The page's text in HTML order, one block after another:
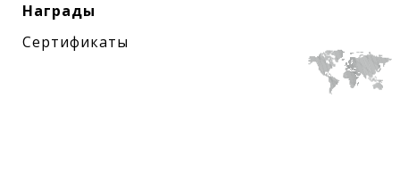
Награды
Сертификаты